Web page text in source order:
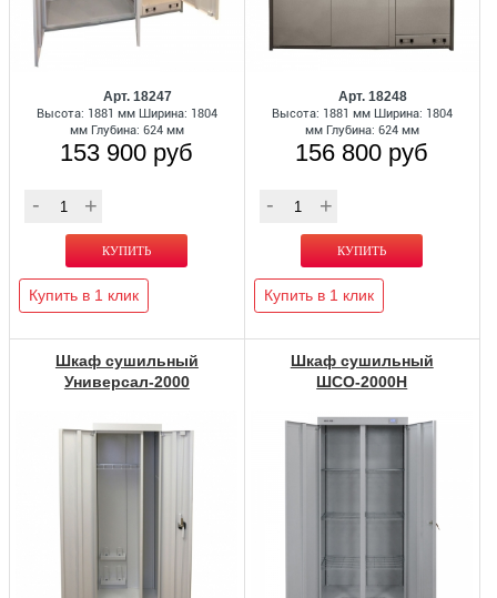
Арт. 18247
Высота: 1881 мм Ширина: 1804
мм Глубина: 624 мм
153 900 руб
Купить в 1 клик
Арт. 18248
Высота: 1881 мм Ширина: 1804
мм Глубина: 624 мм
156 800 руб
Купить в 1 клик
Шкаф сушильный
Универсал-2000
Шкаф сушильный
ШСО-2000Н